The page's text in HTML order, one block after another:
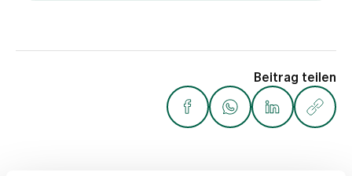
Beitrag teilen